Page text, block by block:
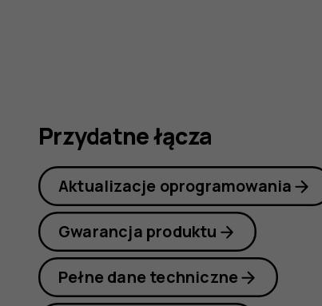
Przydatne łącza
Aktualizacje oprogramowania
Gwarancja produktu
Pełne dane techniczne